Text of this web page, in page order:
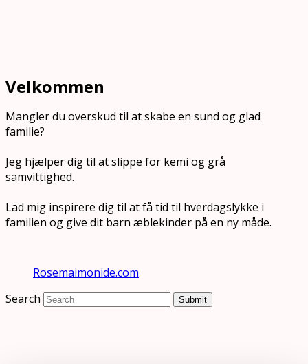
Velkommen
Mangler du overskud til at skabe en sund og glad
familie?
Jeg hjælper dig til at slippe for kemi og grå
samvittighed.
Lad mig inspirere dig til at få tid til hverdagslykke i
familien og give dit barn æblekinder på en ny måde.
Rosemaimonide.com
Search
Submit